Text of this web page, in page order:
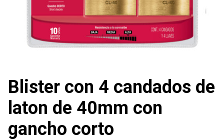
Blister con 4 candados de
laton de 40mm con
gancho corto